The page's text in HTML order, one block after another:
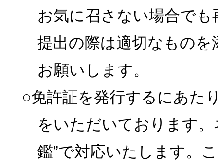
お気に召さない場合で
提出の際は適切なもの
お願いします。
○免許証を発行するにあた
をいただいております
鑑”で対応いたします。